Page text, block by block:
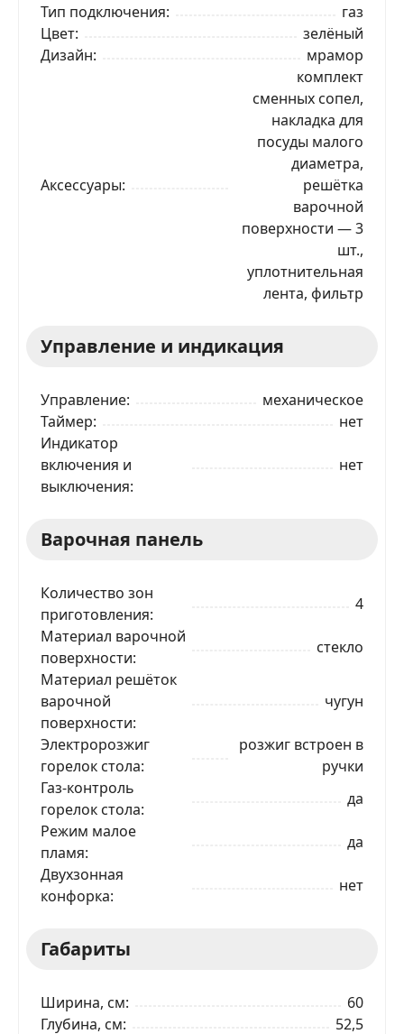
Тип подключения
газ
Цвет
зелёный
Дизайн
мрамор
Аксессуары
комплект
сменных сопел,
накладка для
посуды малого
диаметра,
решётка
варочной
поверхности — 3
шт.,
уплотнительная
лента, фильтр
Управление и индикация
Управление
механическое
Таймер
нет
Индикатор
включения и
выключения
нет
Варочная панель
Количество зон
приготовления
4
Материал варочной
поверхности
стекло
Материал решёток
варочной
поверхности
чугун
Электророзжиг
горелок стола
розжиг встроен в
ручки
Газ-контроль
горелок стола
да
Режим малое
пламя
да
Двухзонная
конфорка
нет
Габариты
Ширина, см
60
Глубина, см
52,5
Я даю согласие на обработку моих персональных
данных в соответствии
площадки